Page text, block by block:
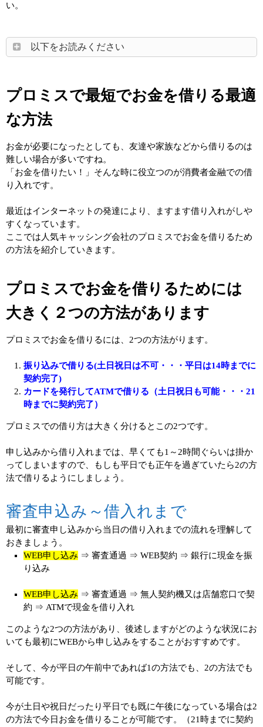
い。
以下をお読みください
プロミスで最短でお金を借りる最適
な方法
お金が必要になったとしても、友達や家族などから借りるのは
難しい場合が多いですね。
「お金を借りたい！」そんな時に役立つのが消費者金融での借
り入れです。
最近はインターネットの発達により、ますます借り入れがしや
すくなっています。
ここでは人気キャッシング会社のプロミスでお金を借りるため
の方法を紹介していきます。
プロミスでお金を借りるためには
大きく２つの方法があります
プロミスでお金を借りるには、2つの方法がります。
振り込みで借りる(土日祝日は不可・・・平日は14時までに
契約完了)
カードを発行してATMで借りる（土日祝日も可能・・・21
時までに契約完了）
プロミスでの借り方は大きく分けるとこの2つです。
申し込みから借り入れまでは、早くても1～2時間ぐらいは掛か
ってしまいますので、もしも平日でも正午を過ぎていたら2の方
法で借りるようにしましょう。
審査申込み～借入れまで
最初に審査申し込みから当日の借り入れまでの流れを理解して
おきましょう。
WEB申し込み ⇒ 審査通過 ⇒ WEB契約 ⇒ 銀行に現金を振
り込み
WEB申し込み ⇒ 審査通過 ⇒ 無人契約機又は店舗窓口で契
約 ⇒ ATMで現金を借り入れ
このような2つの方法があり、後述しますがどのような状況にお
いても最初にWEBから申し込みをすることがおすすめです。
そして、今が平日の午前中であれば1の方法でも、2の方法でも
可能です。
今が土日や祝日だったり平日でも既に午後になっている場合は2
の方法で今日お金を借りることが可能です。（21時までに契約